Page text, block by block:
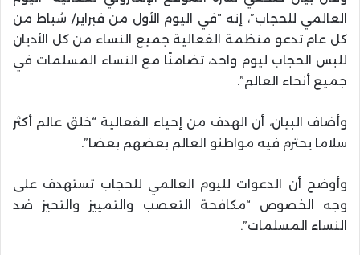
العالمي للحجاب”، إنه “في اليوم الأول من فبراير/ شباط من
كل عام تدعو منظمة الفعالية جميع النساء من كل الأديان
للبس الحجاب ليوم واحد، تضامنًا مع النساء المسلمات في
جميع أنحاء العالم”.
وأضاف البيان، أن الهدف من إحياء الفعالية “خلق عالم أكثر
سلاما يحترم فيه مواطنو العالم بعضهم بعضا”.
وأوضح أن الدعوات لليوم العالمي للحجاب تستهدف على
وجه الخصوص “مكافحة التعصب والتمييز والتحيز ضد
النساء المسلمات”.